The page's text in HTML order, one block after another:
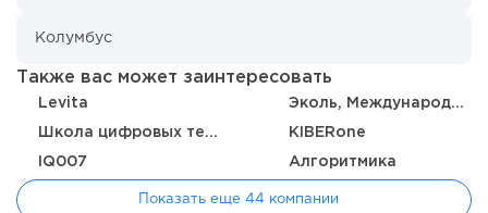
Также вас может заинтересовать
Levita Эколь, Международная школа профессий
Школа цифровых технологий KIBERone
IQ007 Алгоритмика
Показать еще 44 компании